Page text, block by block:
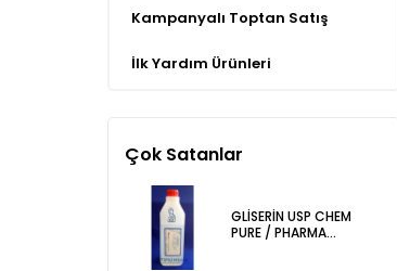
Kampanyalı Toptan Satış
İlk Yardım Ürünleri
Çok Satanlar
GLİSERİN USP CHEM
PURE / PHARMA